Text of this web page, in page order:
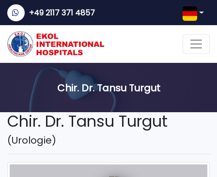
+49 2117 371 4857
Chir. Dr. Tansu Turgut
Chir. Dr. Tansu Turgut
(Urologie)